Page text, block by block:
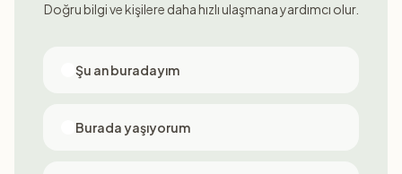
Doğru bilgi ve kişilere daha hızlı ulaşmana yardımcı olur.
Şu an buradayım
Burada yaşıyorum